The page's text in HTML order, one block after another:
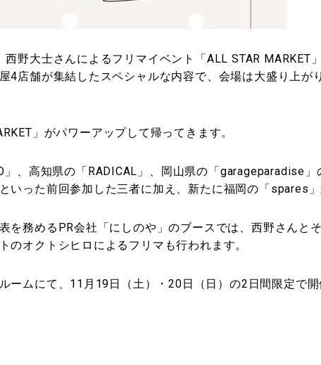
野大士さんによるフリマイベント「ALL STAR MARKET
4店舗が集結したスペシャルな内容で、会場は大盛り上が
」がパワーアップして帰ってきます。
」、高知県の「RADICAL」、岡山県の「garageparadise」
いった前回参加した三者に加え、新たに福岡の「spares」
を務めるPR会社「にしのや」のブースでは、西野さんと
のオクトシヒロによるフリマも行われます。
ームにて、11月19日（土）・20日（日）の2日間限定で開